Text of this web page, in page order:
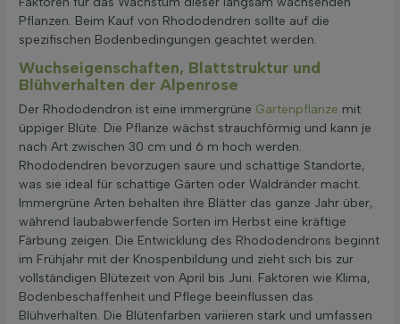
Pflanzen. Beim Kauf von Rhododendren sollte auf die
spezifischen Bodenbedingungen geachtet werden.
Wuchseigenschaften, Blattstruktur und
Blühverhalten der Alpenrose
Der Rhododendron ist eine immergrüne Gartenpflanze mit
üppiger Blüte. Die Pflanze wächst strauchförmig und kann je
nach Art zwischen 30 cm und 6 m hoch werden.
Rhododendren bevorzugen saure und schattige Standorte,
was sie ideal für schattige Gärten oder Waldränder macht.
Immergrüne Arten behalten ihre Blätter das ganze Jahr über,
während laubabwerfende Sorten im Herbst eine kräftige
Färbung zeigen. Die Entwicklung des Rhododendrons beginnt
im Frühjahr mit der Knospenbildung und zieht sich bis zur
vollständigen Blütezeit von April bis Juni. Faktoren wie Klima,
Bodenbeschaffenheit und Pflege beeinflussen das
Blühverhalten. Die Blütenfarben variieren stark und umfassen